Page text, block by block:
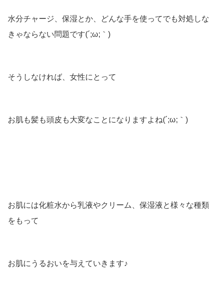
水分チャージ、保湿とか、どんな手を使ってでも対処しな
きゃならない問題です(´;ω;｀)
そうしなければ、女性にとって
お肌も髪も頭皮も大変なことになりますよね(´;ω;｀)
お肌には化粧水から乳液やクリーム、保湿液と様々な種類
をもって
お肌にうるおいを与えていきます♪